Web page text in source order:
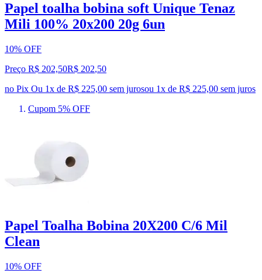
Papel toalha bobina soft Unique Tenaz
Mili 100% 20x200 20g 6un
10% OFF
Preço R$ 202,50R$ 202,50
no Pix Ou 1x de R$ 225,00 sem jurosou 1x de R$ 225,00 sem juros
Cupom 5% OFF
Papel Toalha Bobina 20X200 C/6 Mil
Clean
10% OFF